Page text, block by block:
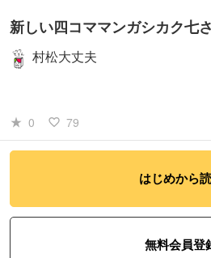
新しい四コママンガシカク七
村松大丈夫
star_rate 0 favorite_border 79
はじめから
無料会員登